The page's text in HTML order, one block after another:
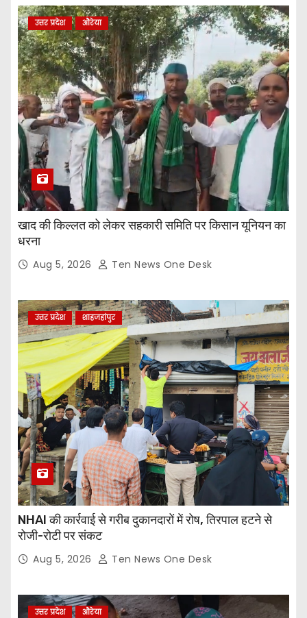
उत्तर प्रदेश औरेया
खाद की किल्लत को लेकर सहकारी समिति पर किसान यूनियन का
धरना
Aug 5, 2026 Ten News One Desk
उत्तर प्रदेश शाहजहांपुर
NHAI की कार्रवाई से गरीब दुकानदारों में रोष, तिरपाल हटने से
रोजी-रोटी पर संकट
Aug 5, 2026 Ten News One Desk
उत्तर प्रदेश औरेया